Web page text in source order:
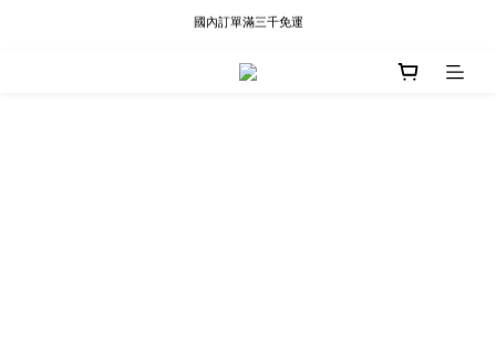
現貨快速出貨∣Ready to Ship
國內訂單滿三千免運
現貨快速出貨∣Ready to Ship